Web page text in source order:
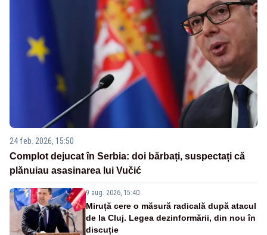
24 feb. 2026, 15:50
Complot dejucat în Serbia: doi bărbați, suspectați că
plănuiau asasinarea lui Vučić
9 aug. 2026, 15:40
Miruță cere o măsură radicală după atacul
de la Cluj. Legea dezinformării, din nou în
discuție